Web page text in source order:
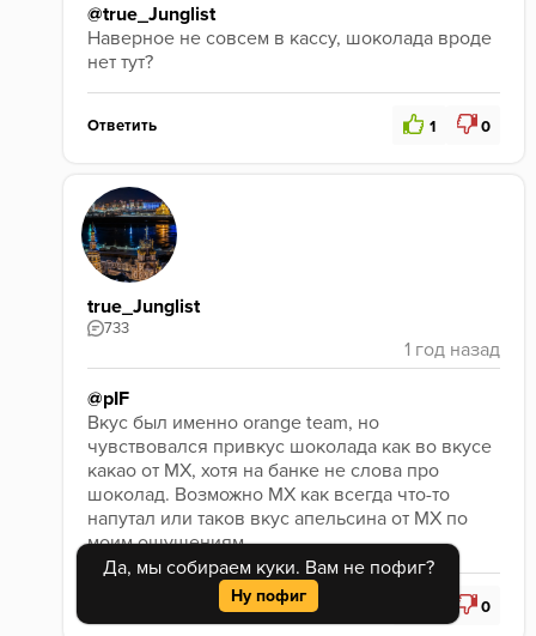
Да, мы собираем куки. Вам не пофиг?
Ну пофиг
@true_Junglist
Наверное не совсем в кассу, шоколада вроде
нет тут?
Ответить 1 0
true_Junglist
733
@pIF
Вкус был именно orange team, но
чувствовался привкус шоколада как во вкусе
какао от МХ, хотя на банке не слова про
шоколад. Возможно МХ как всегда что-то
напутал или таков вкус апельсина от МХ по
моим ощущениям
0